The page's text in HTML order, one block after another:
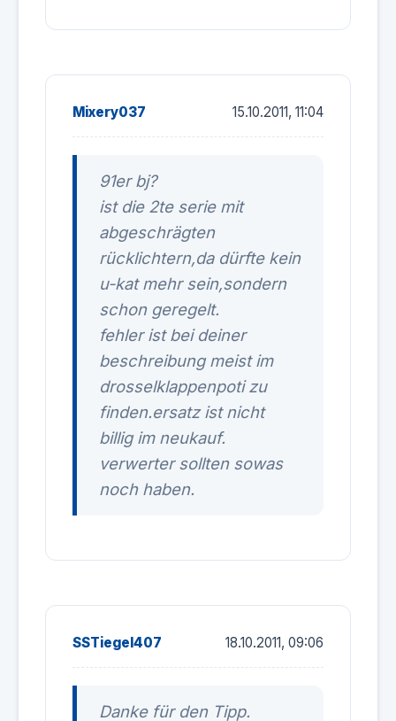
Mixery037 15.10.2011, 11:04
91er bj?
ist die 2te serie mit
abgeschrägten
rücklichtern,da dürfte kein
u-kat mehr sein,sondern
schon geregelt.
fehler ist bei deiner
beschreibung meist im
drosselklappenpoti zu
finden.ersatz ist nicht
billig im neukauf.
verwerter sollten sowas
noch haben.
SSTiegel407 18.10.2011, 09:06
Danke für den Tipp.